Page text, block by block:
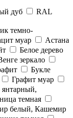
дуб
RAL
темно-
муар
Астана
Белое дерево
зеркало
Букле
Графит муар
янтарный,
темная
белый, Кашемир